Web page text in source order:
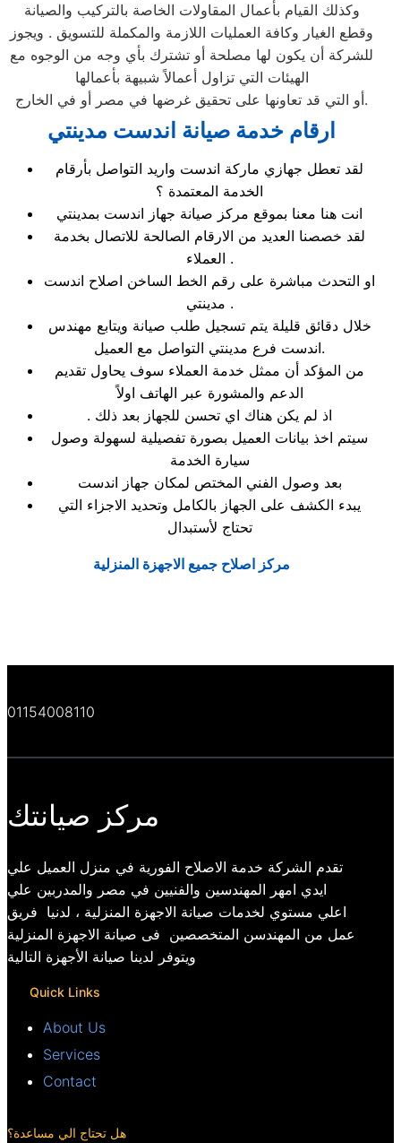
وكذلك القيام بأعمال المقاولات الخاصة بالتركيب والصيانة
وقطع الغيار وكافة العمليات اللازمة والمكملة للتسويق . ويجوز
للشركة أن يكون لها مصلحة أو تشترك بأي وجه من الوجوه مع
الهيئات التي تزاول أعمالاً شبيهة بأعمالها
أو التي قد تعاونها على تحقيق غرضها في مصر أو في الخارج.
ارقام خدمة صيانة اندست مدينتي
لقد تعطل جهازي ماركة اندست واريد التواصل بأرقام
الخدمة المعتمدة ؟
انت هنا معنا بموقع مركز صيانة جهاز اندست بمدينتي
لقد خصصنا العديد من الارقام الصالحة للاتصال بخدمة
العملاء .
او التحدث مباشرة على رقم الخط الساخن اصلاح اندست
مدينتي .
خلال دقائق قليلة يتم تسجيل طلب صيانة ويتابع مهندس
اندست فرع مدينتي التواصل مع العميل.
من المؤكد أن ممثل خدمة العملاء سوف يحاول تقديم
الدعم والمشورة عبر الهاتف اولاً
. اذ لم يكن هناك اي تحسن للجهاز بعد ذلك
سيتم اخذ بيانات العميل بصورة تفصيلية لسهولة وصول
سيارة الخدمة
بعد وصول الفني المختص لمكان جهاز اندست
يبدء الكشف على الجهاز بالكامل وتحديد الاجزاء التي
تحتاج لأستبدال
مركز اصلاح جميع الاجهزة المنزلية
01154008110
مركز صيانتك
تقدم الشركة خدمة الاصلاح الفورية في منزل العميل علي
ايدي امهر المهندسين والفنيين في مصر والمدربين علي
اعلي مستوي لخدمات صيانة الاجهزة المنزلية ، لدنيا فريق
عمل من المهندسن المتخصصين فى صيانة الاجهزة المنزلية
ويتوفر لدينا صيانة الأجهزة التالية
Quick Links
About Us
Services
Contact
هل تحتاج الي مساعدة؟